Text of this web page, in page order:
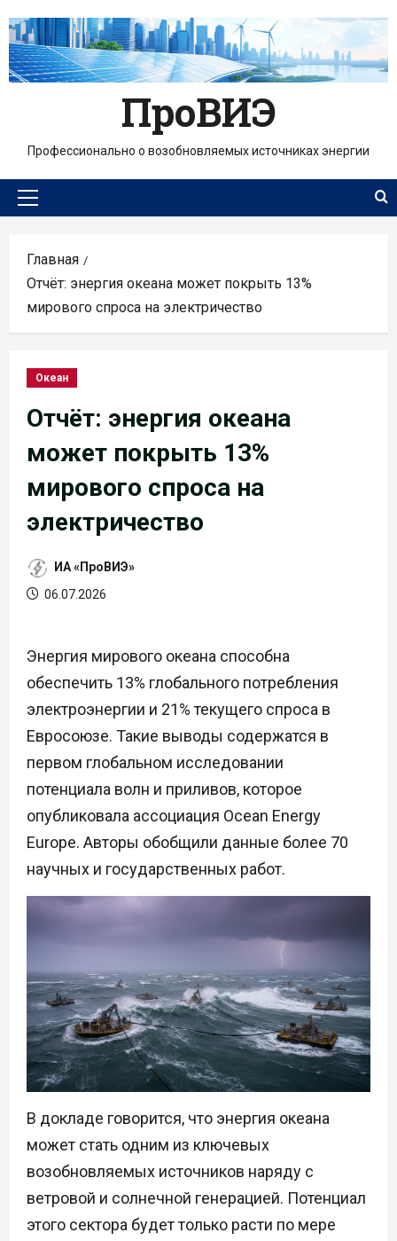
содержимому
ПроВИЭ
Профессионально о возобновляемых источниках энергии
Основное
Главная
Отчёт: энергия океана может покрыть 13%
мирового спроса на электричество
Океан
Отчёт: энергия океана
может покрыть 13%
мирового спроса на
электричество
ИА «ПроВИЭ»
06.07.2026
Энергия мирового океана способна
обеспечить 13% глобального потребления
электроэнергии и 21% текущего спроса в
Евросоюзе. Такие выводы содержатся в
первом глобальном исследовании
потенциала волн и приливов, которое
опубликовала ассоциация Ocean Energy
Europe. Авторы обобщили данные более 70
научных и государственных работ.
В докладе говорится, что энергия океана
может стать одним из ключевых
возобновляемых источников наряду с
ветровой и солнечной генерацией. Потенциал
этого сектора будет только расти по мере